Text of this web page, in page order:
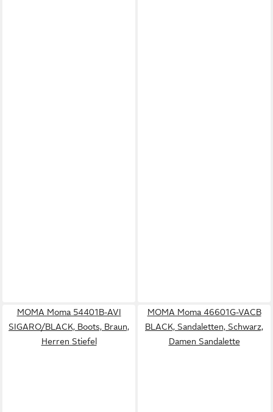
MOMA Moma 54401B-AVI
SIGARO/BLACK, Boots, Braun,
Herren Stiefel
MOMA Moma 46601G-VACB
BLACK, Sandaletten, Schwarz,
Damen Sandalette